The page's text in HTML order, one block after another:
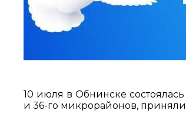
10 июля в Обнинске
и 36-го микрорайонов,